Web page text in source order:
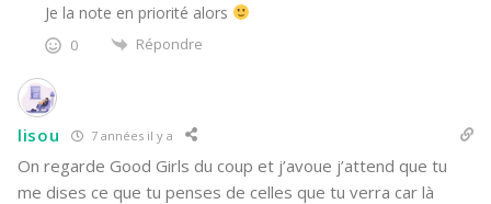
Je la note en priorité alors
0 Répondre
lisou 7 années il y a
On regarde Good Girls du coup et j’avoue j’attend que tu
me dises ce que tu penses de celles que tu verra car là